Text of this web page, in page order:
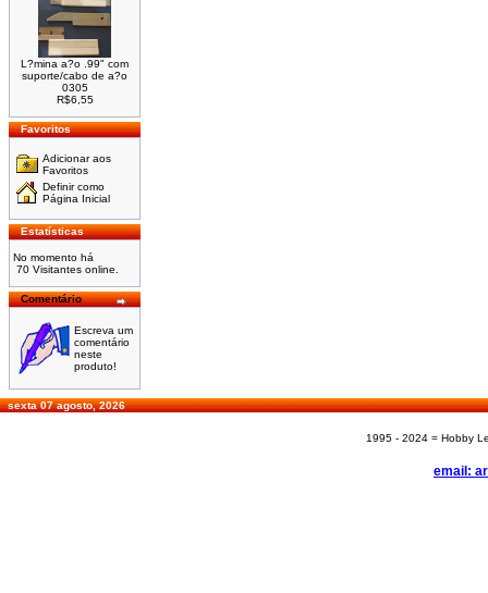
L?mina a?o .99" com
suporte/cabo de a?o
0305
R$6,55
Favoritos
Adicionar aos
Favoritos
Definir como
Página Inicial
Estatísticas
No momento há
70 Visitantes online.
Comentário
Escreva um
comentário
neste
produto!
sexta 07 agosto, 2026
1995 - 2024 = Hobby
email: